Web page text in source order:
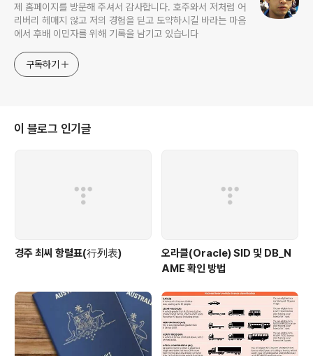
제 홈페이지를 방문해 주셔서 감사합니다. 호주와서 저처럼 어
리버리 헤매지 않고 저의 경험을 딛고 도약하시길 바라는 마음
에서 후배 이민자를 위해 기록을 남기고 있습니다
구독하기
이 블로그 인기글
경주 최씨 항렬표(行列表)
오라클(Oracle) SID 및 DB_N
AME 확인 방법